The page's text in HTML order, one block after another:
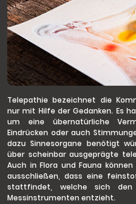
Telepathie bezeichnet die
nur mit Hilfe der Gedanken. Es
um eine übernatürliche
Eindrücken oder auch
dazu Sinnesorgane benötigt
über scheinbar ausgeprägte
Auch in Flora und Fauna
ausschließen, dass eine
stattfindet, welche sich den
Messinstrumenten entzieht.